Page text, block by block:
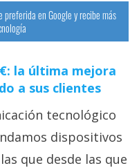
en Google y recibe más
la última mejora
a sus clientes
tecnológico
dispositivos
que desde las que